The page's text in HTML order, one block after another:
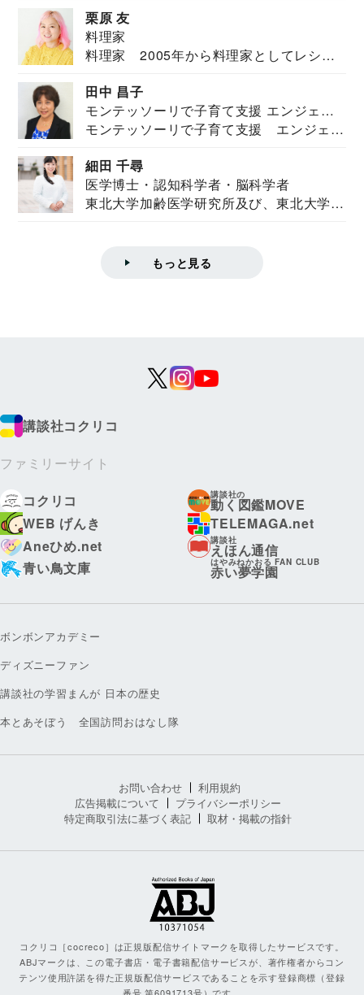
栗原 友
料理家
料理家 2005年から料理家としてレシピ
田中 昌子
モンテッソーリで子育て支援 エンジェル
ズハウス研究所所長
モンテッソーリで子育て支援 エンジェル
細田 千尋
医学博士・認知科学者・脳科学者
東北大学加齢医学研究所及び、東北大学大
もっと見る
講談社コクリコ
ファミリーサイト
コクリコ
講談社の
動く図鑑MOVE
WEB げんき
TELEMAGA.net
Aneひめ.net
講談社
えほん通信
青い鳥文庫
はやみねかおる FAN CLUB
赤い夢学園
ボンボンアカデミー
ディズニーファン
講談社の学習まんが 日本の歴史
本とあそぼう 全国訪問おはなし隊
お問い合わせ
利用規約
広告掲載について
プライバシーポリシー
特定商取引法に基づく表記
取材・掲載の指針
コクリコ［cocreco］は正規版配信サイトマークを取得したサービスです。
ABJマークは、この電子書店・電子書籍配信サービスが、著作権者からコン
テンツ使用許諾を得た正規版配信サービスであることを示す登録商標（登録